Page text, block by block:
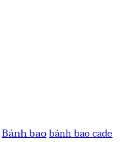
Bánh baobánh bao cade